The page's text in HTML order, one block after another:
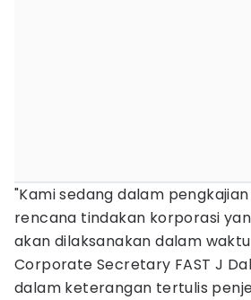
"Kami sedang dalam
rencana tindakan korporasi
akan dilaksanakan dalam
Corporate Secretary FAST J
dalam keterangan tertulis